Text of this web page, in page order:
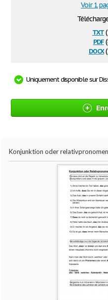
txt
pdf
docx
Voir 1
Uniquement disponible sur
Konjunktion oder